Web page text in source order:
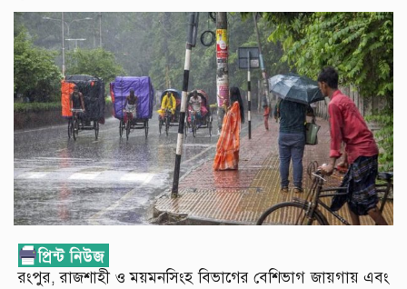
রংপুর, রাজশাহী ও ময়মনসিংহ বিভাগের বেশিভাগ জায়গায় এবং